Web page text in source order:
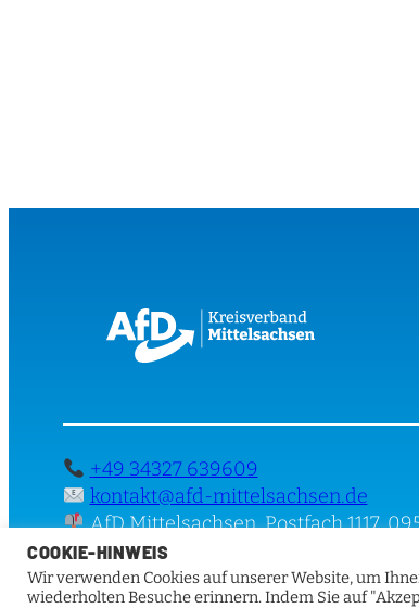
+49 34327 639609
kontakt@afd-mittelsachsen.de
AfD Mittelsachsen, Postfach 1117,
COOKIE-HINWEIS
Wir verwenden Cookies auf unserer Website, um
wiederholten Besuche erinnern. Indem Sie auf